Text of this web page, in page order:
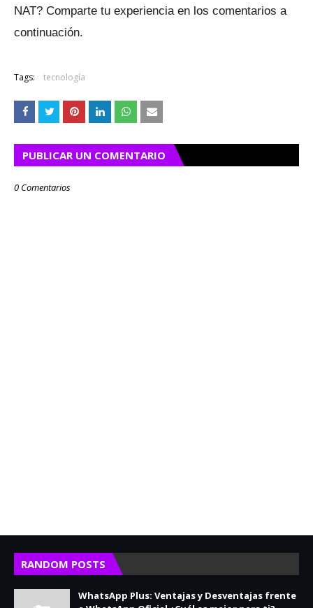
NAT? Comparte tu experiencia en los comentarios a
continuación.
Tags: tecnología
PUBLICAR UN COMENTARIO
0 Comentarios
RANDOM POSTS
WhatsApp Plus: Ventajas y Desventajas frente